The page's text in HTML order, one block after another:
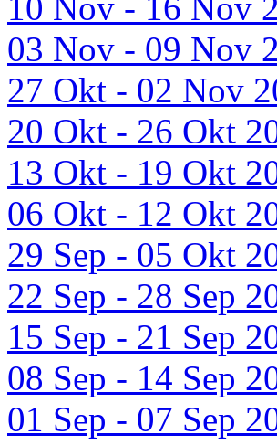
03 Nov - 09 Nov
27 Okt - 02 Nov
20 Okt - 26 Okt
13 Okt - 19 Okt
06 Okt - 12 Okt
29 Sep - 05 Okt
22 Sep - 28 Sep
15 Sep - 21 Sep
08 Sep - 14 Sep
01 Sep - 07 Sep